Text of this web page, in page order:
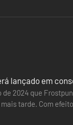
lançado em
de 2024 que
tarde. Com
Também será